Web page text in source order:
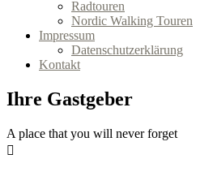
Radtouren
Nordic Walking Touren
Impressum
Datenschutzerklärung
Kontakt
Ihre Gastgeber
A place that you will never forget